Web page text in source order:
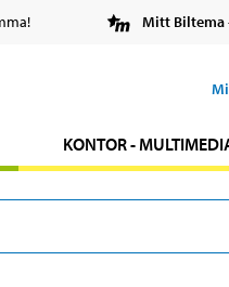
Mitt Biltema
KONTOR -